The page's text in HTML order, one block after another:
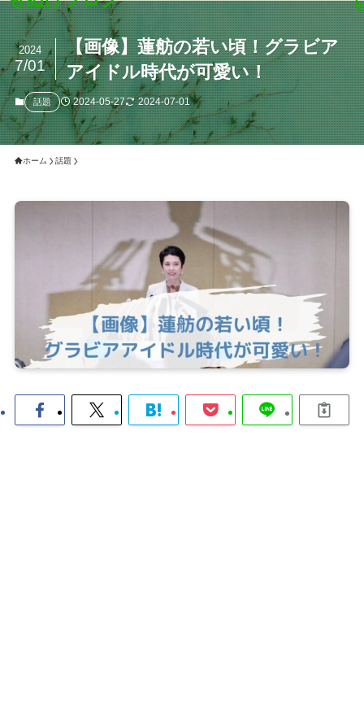
【画像】蓮舫の若い頃！グラビア
アイドル時代が可愛い！
2024
7/01
話題 2024-05-27 2024-07-01
ホーム 話題